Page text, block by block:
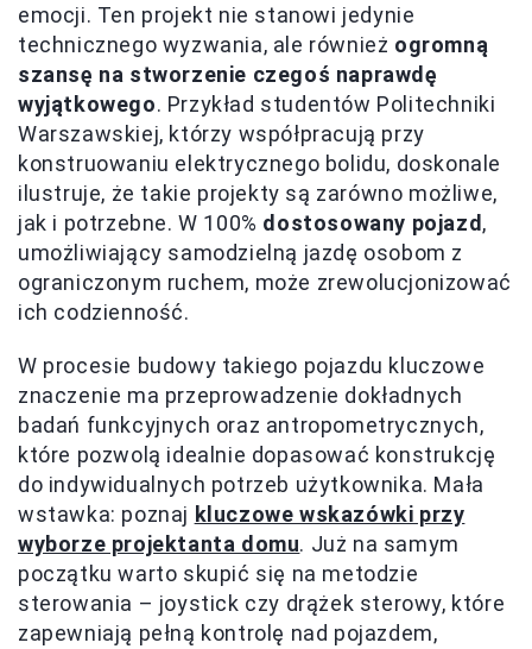
emocji. Ten projekt nie stanowi jedynie
technicznego wyzwania, ale również ogromną
szansę na stworzenie czegoś naprawdę
wyjątkowego. Przykład studentów Politechniki
Warszawskiej, którzy współpracują przy
konstruowaniu elektrycznego bolidu, doskonale
ilustruje, że takie projekty są zarówno możliwe,
jak i potrzebne. W 100% dostosowany pojazd,
umożliwiający samodzielną jazdę osobom z
ograniczonym ruchem, może zrewolucjonizować
ich codzienność.
W procesie budowy takiego pojazdu kluczowe
znaczenie ma przeprowadzenie dokładnych
badań funkcyjnych oraz antropometrycznych,
które pozwolą idealnie dopasować konstrukcję
do indywidualnych potrzeb użytkownika. Mała
wstawka: poznaj kluczowe wskazówki przy
wyborze projektanta domu. Już na samym
początku warto skupić się na metodzie
sterowania – joystick czy drążek sterowy, które
zapewniają pełną kontrolę nad pojazdem,